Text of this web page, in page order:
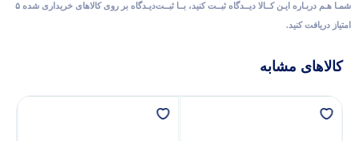
شمـا هـم دربـاره ایـن کــالا دیــدگاه ثبــت کنید، بــا ثبــت‌دیـدگاه بر روی کالاهای خریداری شده ۵
امتیاز دریافت کنید.
کالاهای مشابه